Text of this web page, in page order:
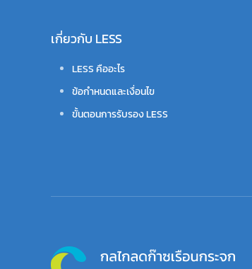
เกี่ยวกับ LESS
LESS คืออะไร
ข้อกำหนดและเงื่อนไข
ขั้นตอนการรับรอง LESS